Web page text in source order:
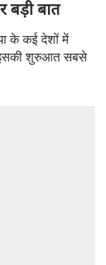
बड़ी बात
के कई देशों में
इसकी शुरुआत सबसे